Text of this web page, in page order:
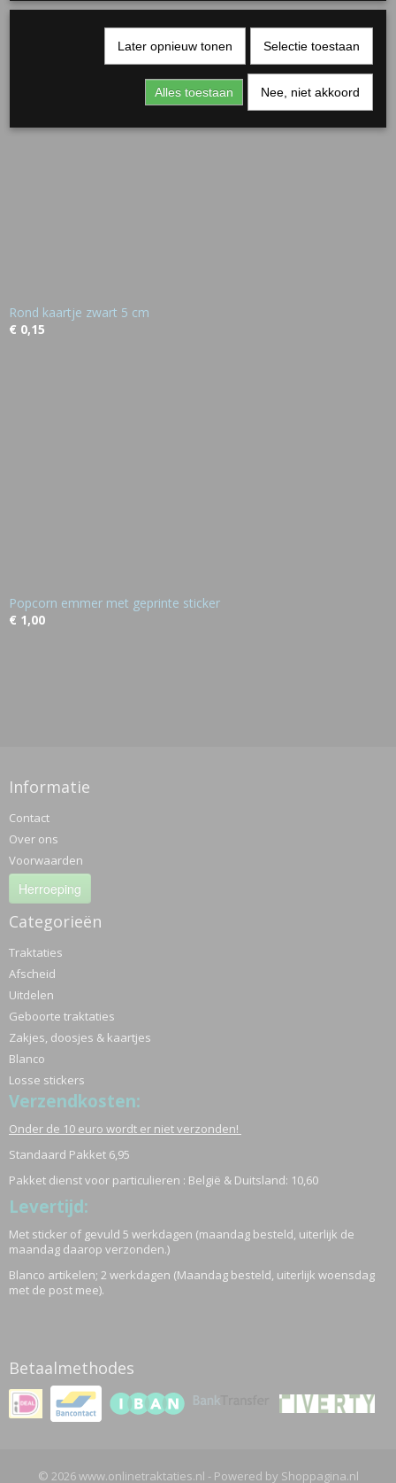
Rond kaartje zwart 5 cm
€ 0,15
Popcorn emmer met geprinte sticker
€ 1,00
Informatie
Contact
Over ons
Voorwaarden
Herroeping
Categorieën
Traktaties
Afscheid
Uitdelen
Geboorte traktaties
Zakjes, doosjes & kaartjes
Blanco
Losse stickers
Verzendkosten:
Onder de 10 euro wordt er niet verzonden!
Standaard Pakket 6,95
Pakket dienst voor particulieren : België & Duitsland: 10,60
Levertijd:
Met sticker of gevuld 5 werkdagen (maandag besteld, uiterlijk de
maandag daarop verzonden.)
Blanco artikelen; 2 werkdagen (Maandag besteld, uiterlijk woensdag
met de post mee).
Betaalmethodes
© 2026 www.onlinetraktaties.nl - Powered by Shoppagina.nl
Later opnieuw tonen Selectie toestaan
Alles toestaan Nee, niet akkoord